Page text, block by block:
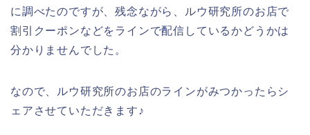
に調べたのですが、残念ながら、ルウ研究所のお店で
割引クーポンなどをラインで配信しているかどうかは
分かりませんでした。
なので、ルウ研究所のお店のラインがみつかったらシ
ェアさせていただきます♪